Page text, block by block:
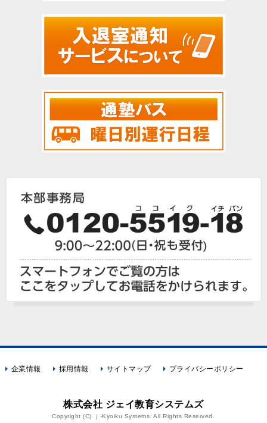
企業情報 採用情報 サイトマップ プライバシーポリシー
株式会社 ジェイ教育システムズ
Copyright (C) ｊ-Kyoiku Systems. All Rights Reserved.